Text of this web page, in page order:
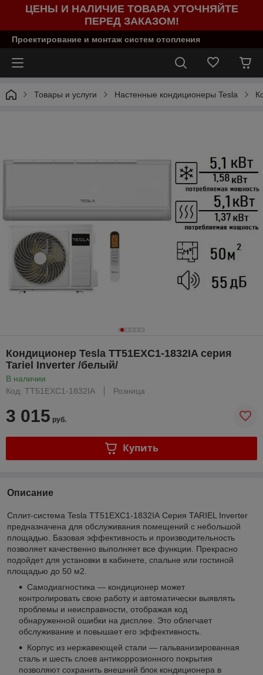
ЦЕНЫ И НАЛИЧИЕ ТОВАРА УТОЧНЯЙТЕ
ПЕРЕД ЗАКАЗОМ!
Проектирование и монтаж систем отопления
Товары и услуги Настенные кондиционеры Tesla
Кондиционер Tesla TT51EXC1-1832IA серия
Tariel Inverter /белый/
В наличии
Код: TT51EXC1-1832IA
Розница
3 015 руб.
Купить
Описание
Сплит-система Tesla TT51EXC1-1832IA Серия TARIEL Inverter
предназначена для обслуживания помещений с небольшой
площадью. Базовая эффективность и производительность
позволяет качественно выполняет все функции. Прекрасно
подойдет для установки в кабинете, спальне или гостиной
площадью до 50 м2.
Самодиагностика — кондиционер может
контролировать свою работу и автоматически выявлять
проблемы и неисправности, отображая код
обнаруженной ошибки на дисплее. Это облегчает
обслуживание и повышает его эффективность.
Корпус из нержавеющей стали — гальванизированная
сталь и шесть слоев антикоррозионного покрытия
позволяют сохранить внешний блок кондиционера в